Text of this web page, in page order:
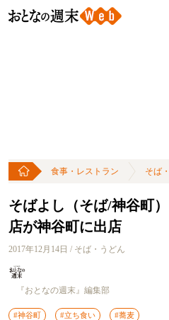
食事・レストラン そば
そばよし（そば/神谷町
店が神谷町に出店
2017年12月14日 / そば・うどん
『おとなの週末』編集部
#神谷町 #立ち食い #蕎麦